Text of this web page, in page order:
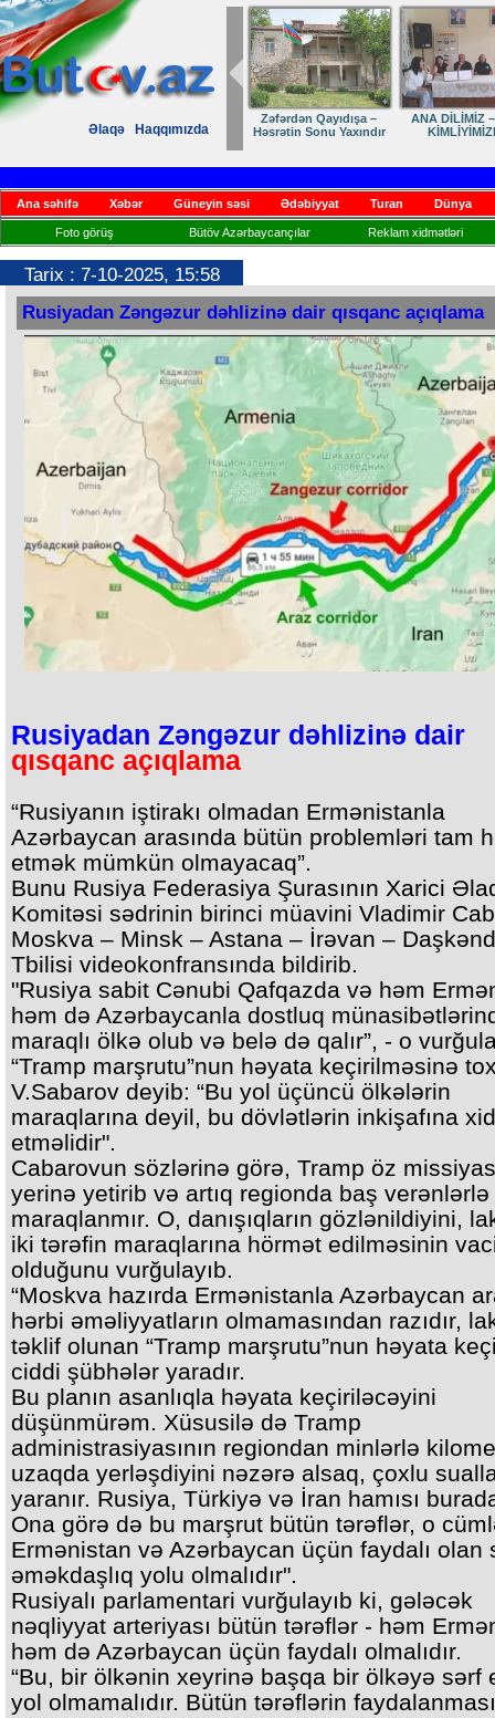
Əlaqə Haqqımızda
Zəfərdən Qayıdışa –
Həsrətin Sonu Yaxındır
ANA DİLİMİZ
Ana səhifə Xəbər Güneyin səsi Ədəbiyyat Turan Dünya
Foto görüş Bütöv Azərbaycançılar Reklam xidmətləri
Tarix : 7-10-2025, 15:58
Rusiyadan Zəngəzur dəhlizinə dair qısqanc açıqlama
Rusiyadan Zəngəzur dəhlizinə dair
qısqanc açıqlama
“Rusiyanın iştirakı olmadan Ermənistanla
Azərbaycan arasında bütün problemləri tam
etmək mümkün olmayacaq”.
Bunu Rusiya Federasiya Şurasının Xarici
Komitəsi sədrinin birinci müavini Vladimir
Moskva – Minsk – Astana – İrəvan –
Tbilisi videokonfransında bildirib.
"Rusiya sabit Cənubi Qafqazda və həm
həm də Azərbaycanla dostluq
maraqlı ölkə olub və belə də qalır”, - o
“Tramp marşrutu”nun həyata keçirilməsinə
V.Sabarov deyib: “Bu yol üçüncü ölkələrin
maraqlarına deyil, bu dövlətlərin inkişafına
etməlidir".
Cabarovun sözlərinə görə, Tramp öz
yerinə yetirib və artıq regionda baş verənlərlə
maraqlanmır. O, danışıqların gözlənildiyini,
iki tərəfin maraqlarına hörmət edilməsinin
olduğunu vurğulayıb.
“Moskva hazırda Ermənistanla Azərbaycan
hərbi əməliyyatların olmamasından razıdır,
təklif olunan “Tramp marşrutu”nun həyata
ciddi şübhələr yaradır.
Bu planın asanlıqla həyata keçiriləcəyini
düşünmürəm. Xüsusilə də Tramp
administrasiyasının regiondan minlərlə
uzaqda yerləşdiyini nəzərə alsaq, çoxlu
yaranır. Rusiya, Türkiyə və İran hamısı
Ona görə də bu marşrut bütün tərəflər, o
Ermənistan və Azərbaycan üçün faydalı olan
əməkdaşlıq yolu olmalıdır".
Rusiyalı parlamentari vurğulayıb ki, gələcək
nəqliyyat arteriyası bütün tərəflər - həm
həm də Azərbaycan üçün faydalı olmalıdır.
“Bu, bir ölkənin xeyrinə başqa bir ölkəyə sərf
yol olmamalıdır. Bütün tərəflərin